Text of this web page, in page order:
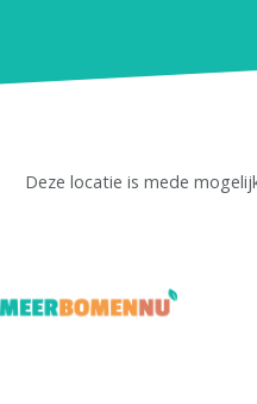
Deze locatie is mede